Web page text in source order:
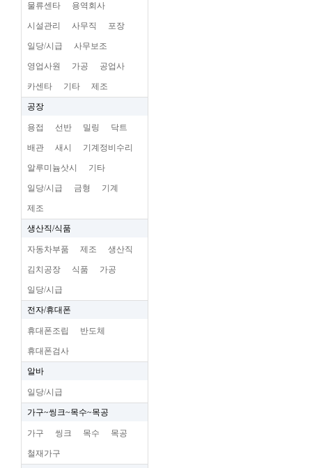
물류센타 용역회사
시설관리 사무직 포장
일당/시급 사무보조
영업사원 가공 공업사
카센타 기타 제조
공장
용접 선반 밀링 닥트
배관 새시 기계정비수리
알루미늄삿시 기타
일당/시급 금형 기계
제조
생산직/식품
자동차부품 제조 생산직
김치공장 식품 가공
일당/시급
전자/휴대폰
휴대폰조립 반도체
휴대폰검사
알바
일당/시급
가구~씽크~목수~목공
가구 씽크 목수 목공
철재가구